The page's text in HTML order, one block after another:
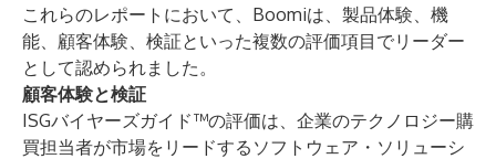
これらのレポートにおいて、Boomiは、製品体験、機
能、顧客体験、検証といった複数の評価項目でリーダー
として認められました。
顧客体験と検証
ISGバイヤーズガイド™の評価は、企業のテクノロジー購
買担当者が市場をリードするソフトウェア・ソリューシ